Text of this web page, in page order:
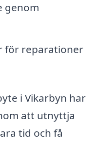
genom
för reparationer
i Vikarbyn har
att utnyttja
tid och få